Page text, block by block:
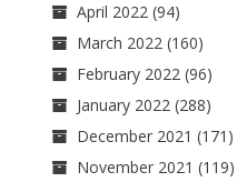
April 2022(94)
March 2022(160)
February 2022(96)
January 2022(288)
December 2021 (171)
November 2021 (119)